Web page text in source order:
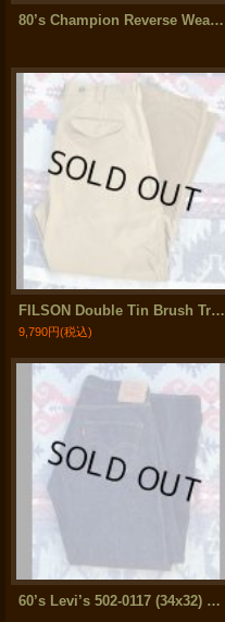
80’s Champion Reverse Weave Sweat Pants (XL)
FILSON Double Tin Brush Trousers (size:36)
9,790円(税込)
60’s Levi’s 502-0117 (34x32) ワンウォッシュレベル P.O.A.